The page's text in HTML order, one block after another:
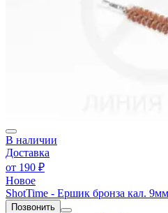
В наличии
Доставка
от 190 ₽
Новое
ShotTime - Ершик бронза кал.
Позвонить